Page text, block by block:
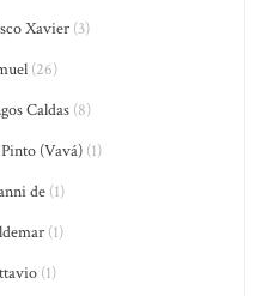
Xavier(3)
(26)
Caldas (8)
(Vavá) (1)
de (1)
(1)
(1)